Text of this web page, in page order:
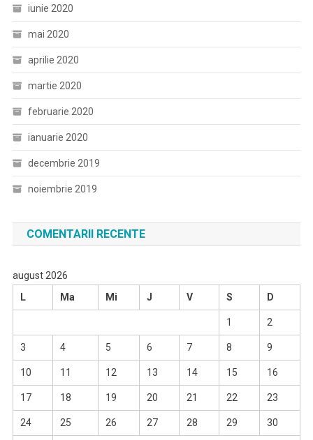
iunie 2020
mai 2020
aprilie 2020
martie 2020
februarie 2020
ianuarie 2020
decembrie 2019
noiembrie 2019
COMENTARII RECENTE
august 2026
L
Ma Mi J V S D
1 2
3 4 5 6 7 8 9
10 11 12 13 14 15 16
17 18 19 20 21 22 23
24 25 26 27 28 29 30